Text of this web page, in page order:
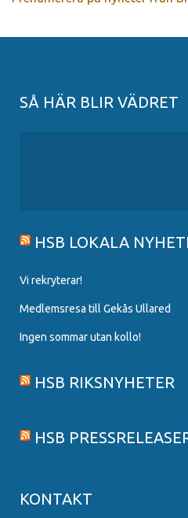
SÅ HÄR BLIR VÄDRET
HSB LOKALA
Vi rekryterar!
Medlemsresa till Gekås Ullared
Ingen sommar utan kollo!
HSB RIKSNYHETER
HSB
KONTAKT